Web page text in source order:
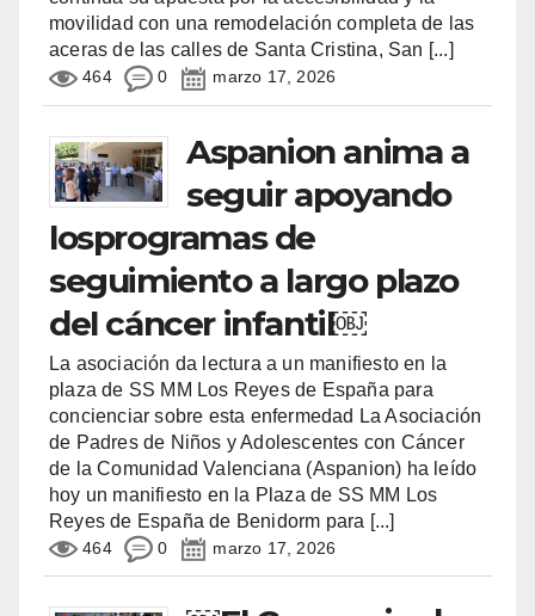
movilidad con una remodelación completa de las
aceras de las calles de Santa Cristina, San [...]
464 0 marzo 17, 2026
Aspanion anima a
seguir apoyando
losprogramas de
seguimiento a largo plazo
del cáncer infantil￼
La asociación da lectura a un manifiesto en la
plaza de SS MM Los Reyes de España para
concienciar sobre esta enfermedad La Asociación
de Padres de Niños y Adolescentes con Cáncer
de la Comunidad Valenciana (Aspanion) ha leído
hoy un manifiesto en la Plaza de SS MM Los
Reyes de España de Benidorm para [...]
464 0 marzo 17, 2026